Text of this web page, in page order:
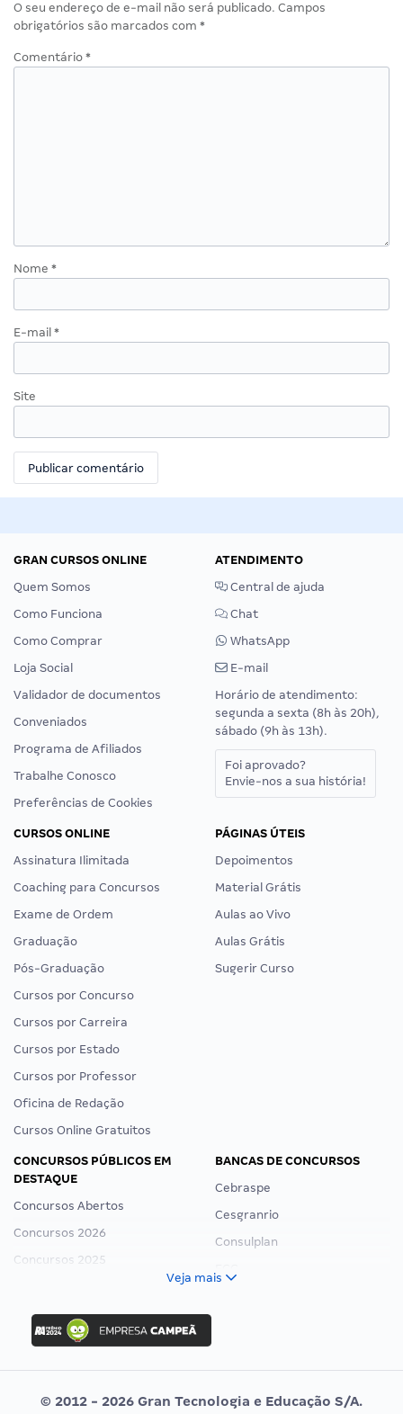
O seu endereço de e-mail não será publicado. Campos
obrigatórios são marcados com *
Comentário *
Nome *
E-mail *
Site
GRAN CURSOS ONLINE
Quem Somos
Como Funciona
Como Comprar
Loja Social
Validador de documentos
Conveniados
Programa de Afiliados
Trabalhe Conosco
Preferências de Cookies
ATENDIMENTO
Central de ajuda
Chat
WhatsApp
E-mail
Horário de atendimento:
segunda a sexta (8h às 20h),
sábado (9h às 13h).
Foi aprovado?
Envie-nos a sua história!
CURSOS ONLINE
Assinatura Ilimitada
Coaching para Concursos
Exame de Ordem
Graduação
Pós-Graduação
Cursos por Concurso
Cursos por Carreira
Cursos por Estado
Cursos por Professor
Oficina de Redação
Cursos Online Gratuitos
PÁGINAS ÚTEIS
Depoimentos
Material Grátis
Aulas ao Vivo
Aulas Grátis
Sugerir Curso
CONCURSOS PÚBLICOS EM
DESTAQUE
Concursos Abertos
Concursos 2026
Concursos 2025
Concurso Ibama
Concurso MPU
Editais publicados
BANCAS DE CONCURSOS
Cebraspe
Cesgranrio
Consulplan
Vunesp
Veja mais
© 2012 - 2026 Gran Tecnologia e Educação S/A.